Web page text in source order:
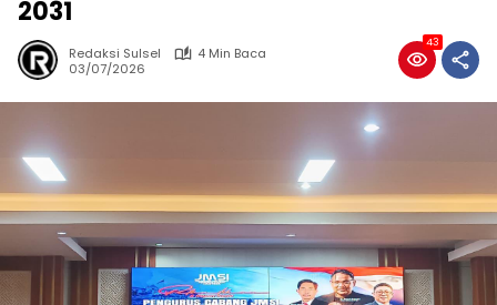
2031
Redaksi Sulsel
4 Min Baca
03/07/2026
43